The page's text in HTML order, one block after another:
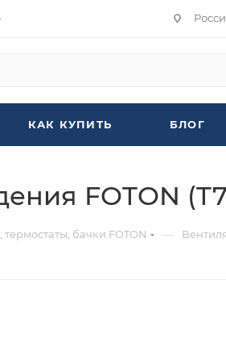
КАК КУПИТЬ БЛОГ
FOTON
бачки FOTON —